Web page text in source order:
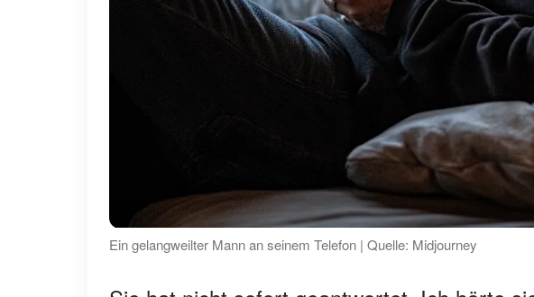
Ein gelangweilter Mann an seinem Telefon | Quelle: Midjourney